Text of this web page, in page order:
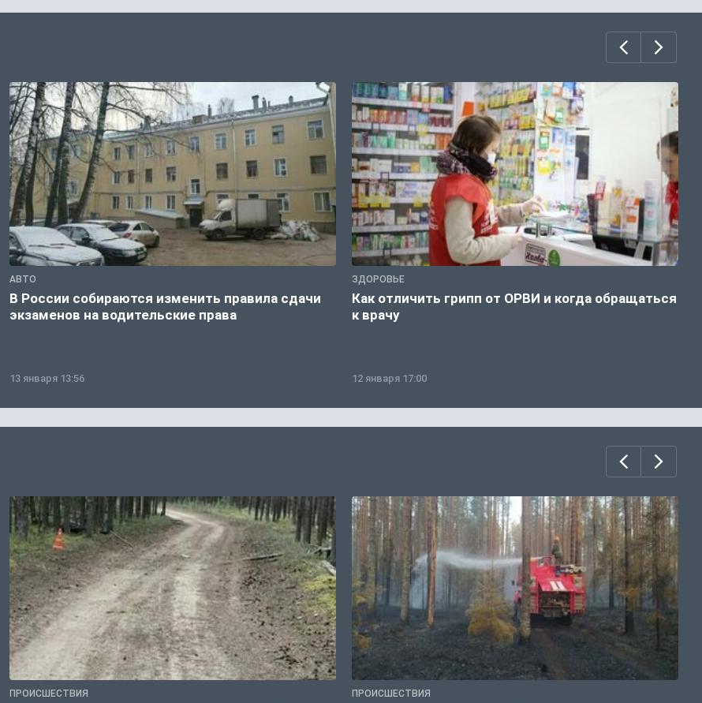
АВТО
В России собираются изменить правила сдачи
экзаменов на водительские права
13 января 13:56
ЗДОРОВЬЕ
Как отличить грипп от ОРВИ и когда обращаться
к врачу
12 января 17:00
ПРОИСШЕСТВИЯ ПРОИСШЕСТВИЯ